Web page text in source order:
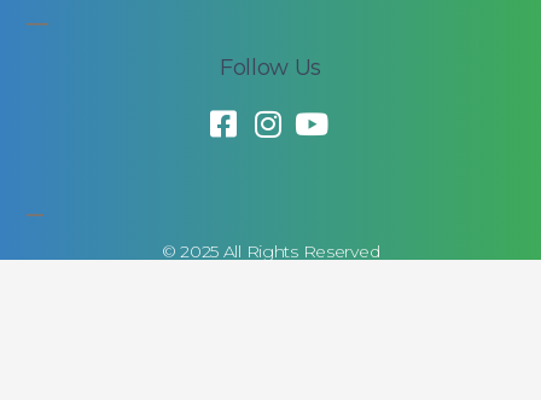
Follow Us
© 2025 All Rights Reserved